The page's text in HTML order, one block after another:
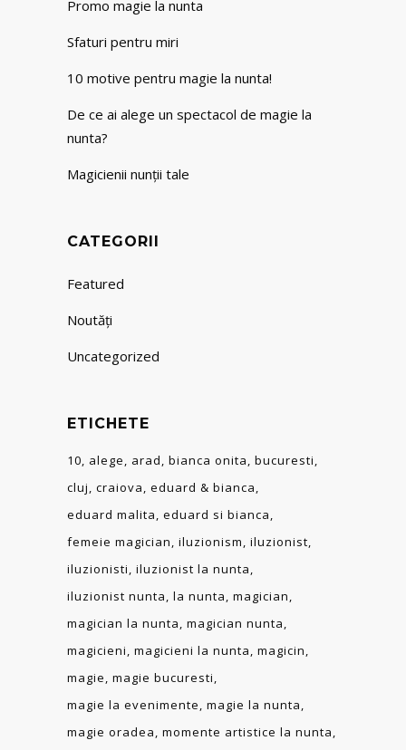
Promo magie la nunta
Sfaturi pentru miri
10 motive pentru magie la nunta!
De ce ai alege un spectacol de magie la
nunta?
Magicienii nunții tale
CATEGORII
Featured
Noutăți
Uncategorized
ETICHETE
10 alege arad bianca onita bucuresti
cluj craiova eduard & bianca
eduard malita eduard si bianca
femeie magician iluzionism iluzionist
iluzionisti iluzionist la nunta
iluzionist nunta la nunta magician
magician la nunta magician nunta
magicieni magicieni la nunta magicin
magie magie bucuresti
magie la evenimente magie la nunta
magie oradea momente artistice la nunta